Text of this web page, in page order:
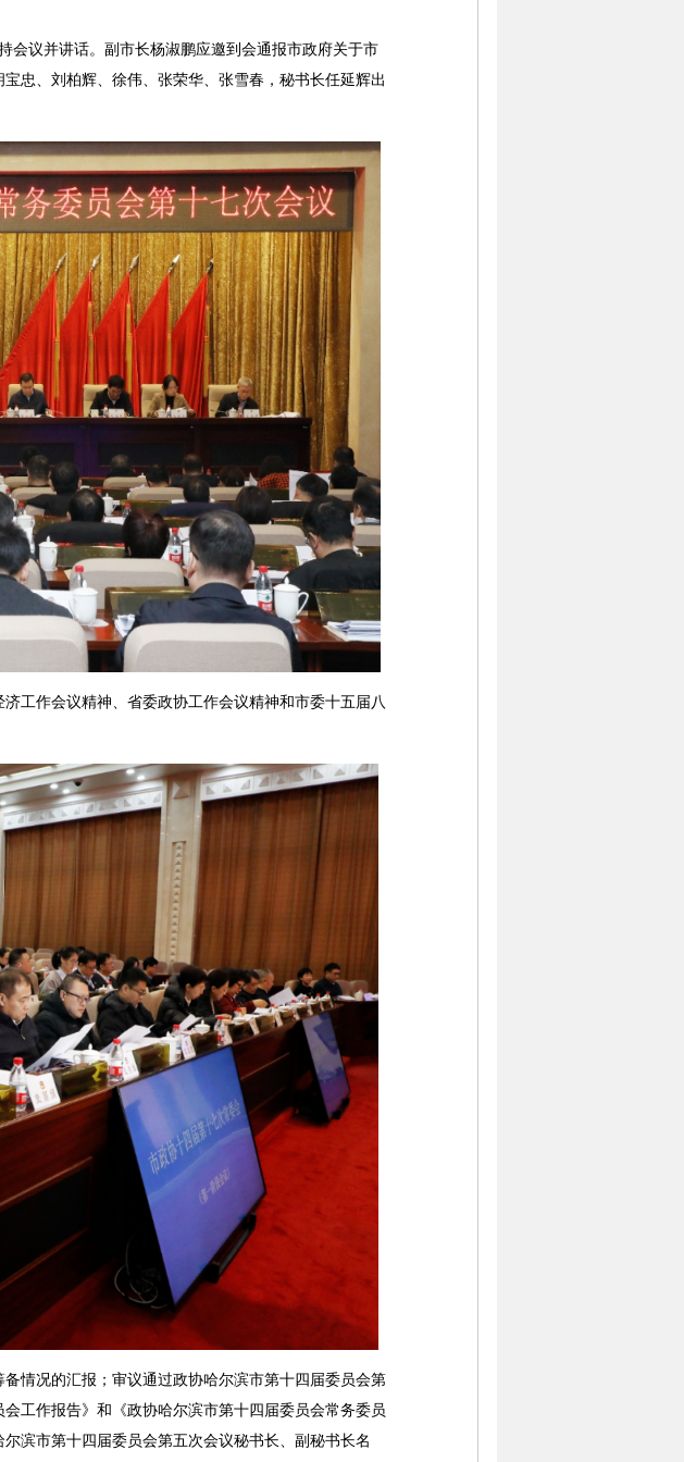
议并讲话。副市长杨淑鹏应邀到会通报市政府关于市
忠、刘柏辉、徐伟、张荣华、张雪春，秘书长任延辉出
作会议精神、省委政协工作会议精神和市委十五届八
情况的汇报；审议通过政协哈尔滨市第十四届委员会第
工作报告》和《政协哈尔滨市第十四届委员会常务委员
滨市第十四届委员会第五次会议秘书长、副秘书长名